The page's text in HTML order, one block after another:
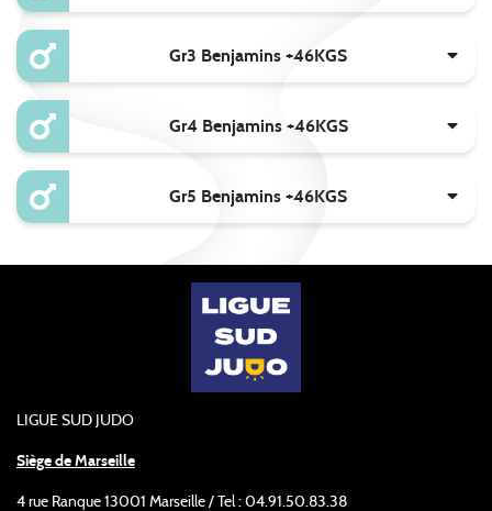
Gr3 Benjamins +46KGS
Gr4 Benjamins +46KGS
Gr5 Benjamins +46KGS
LIGUE SUD JUDO
Siège de Marseille
4 rue Ranque 13001 Marseille / Tel : 04.91.50.83.38